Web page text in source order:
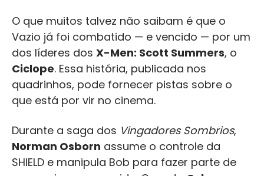
O que muitos talvez não saibam é que o
Vazio já foi combatido — e vencido — por um
dos líderes dos X-Men: Scott Summers, o
Ciclope. Essa história, publicada nos
quadrinhos, pode fornecer pistas sobre o
que está por vir no cinema.
Durante a saga dos Vingadores Sombrios,
Norman Osborn assume o controle da
SHIELD e manipula Bob para fazer parte de